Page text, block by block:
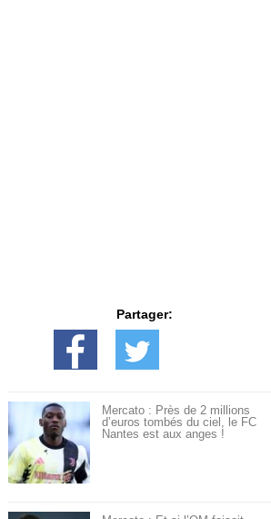
Partager:
Mercato : Près de 2 millions
d’euros tombés du ciel, le FC
Nantes est aux anges !